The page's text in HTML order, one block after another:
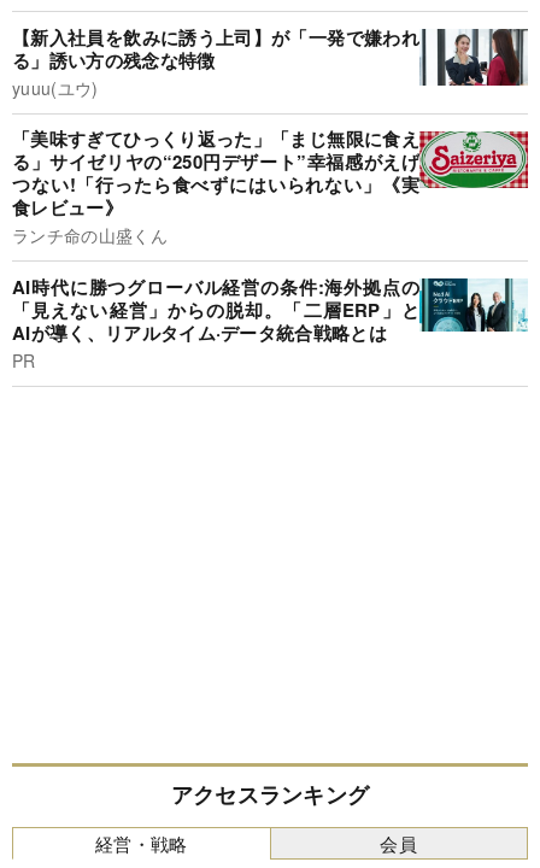
【新入社員を飲みに誘う上司】が「一発で嫌われ
る」誘い方の残念な特徴
yuuu(ユウ)
「美味すぎてひっくり返った」「まじ無限に食え
る」サイゼリヤの“250円デザート”幸福感がえげ
つない!「行ったら食べずにはいられない」《実
食レビュー》
ランチ命の山盛くん
AI時代に勝つグローバル経営の条件:海外拠点の
「見えない経営」からの脱却。「二層ERP」と
AIが導く、リアルタイム·データ統合戦略とは
PR
アクセスランキング
経営・戦略 会員